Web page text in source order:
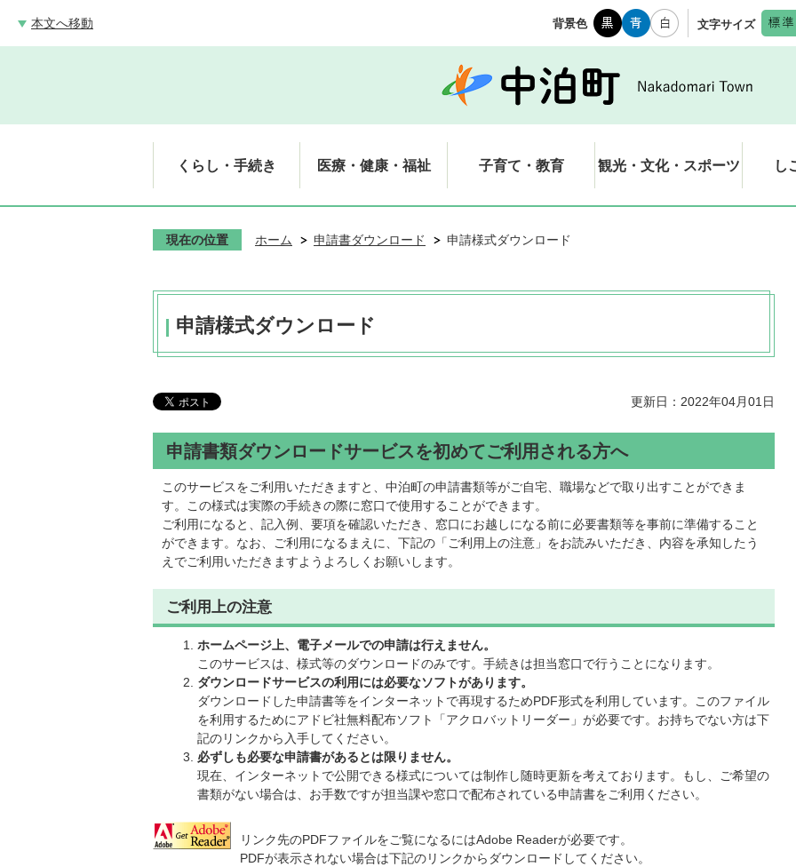
本文へ移動 背景色 文字サイズ
くらし・手続き 医療・健康・福祉 子育て・教育 観光・文化・スポーツ し
現在の位置 ホーム 申請書ダウンロード 申請様式ダウンロード
申請様式ダウンロード
更新日：2022年04月01日
申請書類ダウンロードサービスを初めてご利用される方へ
このサービスをご利用いただきますと、中泊町の申請書類等がご自宅、職場などで取り出すことができま
す。この様式は実際の手続きの際に窓口で使用することができます。
ご利用になると、記入例、要項を確認いただき、窓口にお越しになる前に必要書類等を事前に準備すること
ができます。なお、ご利用になるまえに、下記の「ご利用上の注意」をお読みいただき、内容を承知したう
えでご利用いただきますようよろしくお願いします。
ご利用上の注意
ホームページ上、電子メールでの申請は行えません。
このサービスは、様式等のダウンロードのみです。手続きは担当窓口で行うことになります。
ダウンロードサービスの利用には必要なソフトがあります。
ダウンロードした申請書等をインターネットで再現するためPDF形式を利用しています。このファイル
を利用するためにアドビ社無料配布ソフト「アクロバットリーダー」が必要です。お持ちでない方は下
記のリンクから入手してください。
必ずしも必要な申請書があるとは限りません。
現在、インターネットで公開できる様式については制作し随時更新を考えております。もし、ご希望の
書類がない場合は、お手数ですが担当課や窓口で配布されている申請書をご利用ください。
リンク先のPDFファイルをご覧になるにはAdobe Readerが必要です。
PDFが表示されない場合は下記のリンクからダウンロードしてください。